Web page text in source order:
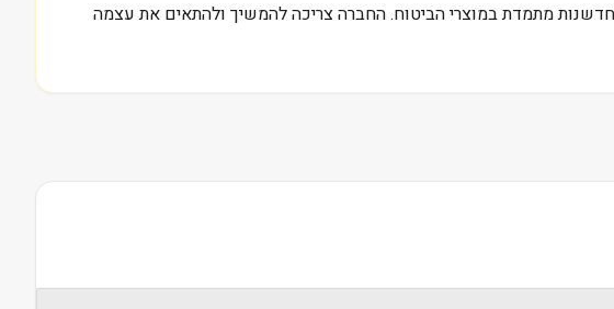
חדשנות מתמדת במוצרי הביטוח. החברה צריכה להמשיך ולהתאים את עצמה